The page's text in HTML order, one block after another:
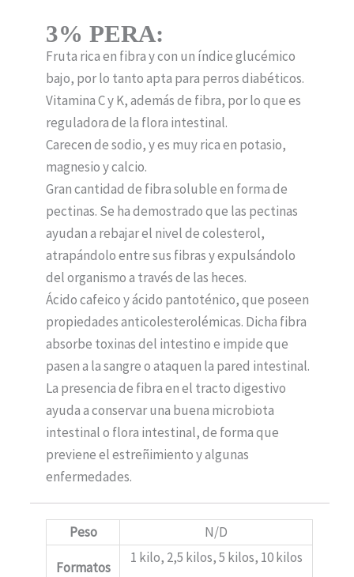
3% PERA:
Fruta rica en fibra y con un índice glucémico
bajo, por lo tanto apta para perros diabéticos.
Vitamina C y K, además de fibra, por lo que es
reguladora de la flora intestinal.
Carecen de sodio, y es muy rica en potasio,
magnesio y calcio.
Gran cantidad de fibra soluble en forma de
pectinas. Se ha demostrado que las pectinas
ayudan a rebajar el nivel de colesterol,
atrapándolo entre sus fibras y expulsándolo
del organismo a través de las heces.
Ácido cafeico y ácido pantoténico, que poseen
propiedades anticolesterolémicas. Dicha fibra
absorbe toxinas del intestino e impide que
pasen a la sangre o ataquen la pared intestinal.
La presencia de fibra en el tracto digestivo
ayuda a conservar una buena microbiota
intestinal o flora intestinal, de forma que
previene el estreñimiento y algunas
enfermedades.
Peso N/D
Formatos
1 kilo, 2,5 kilos, 5 kilos, 10 kilos